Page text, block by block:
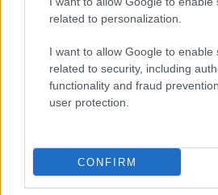
related to personalization.
I want to allow Google to enable
related to security, including
functionality and fraud
user protection.
CONFIRM
Preferenze Privacy- Riproduzione
Credits: Le immagini presenti in
proprietà di Maste Srl